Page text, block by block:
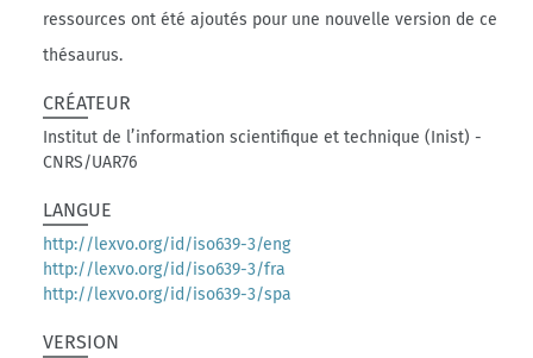
ressources ont été ajoutés pour une nouvelle version de ce
thésaurus.
CRÉATEUR
Institut de l’information scientifique et technique (Inist) -
CNRS/UAR76
LANGUE
http://lexvo.org/id/iso639-3/eng
http://lexvo.org/id/iso639-3/fra
http://lexvo.org/id/iso639-3/spa
VERSION